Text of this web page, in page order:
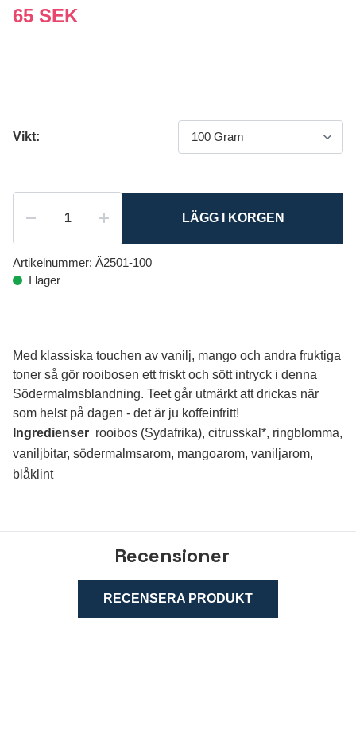
65 SEK
Vikt:
LÄGG I KORGEN
Artikelnummer: Ä2501-100
I lager
Med klassiska touchen av vanilj, mango och andra fruktiga
toner så gör rooibosen ett friskt och sött intryck i denna
Södermalmsblandning. Teet går utmärkt att drickas när
som helst på dagen - det är ju koffeinfritt!
Ingredienser rooibos (Sydafrika), citrusskal*, ringblomma,
vaniljbitar, södermalmsarom, mangoarom, vaniljarom,
blåklint
Recensioner
RECENSERA PRODUKT